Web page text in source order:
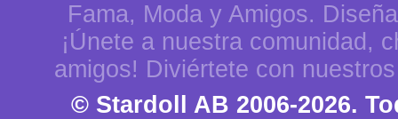
Fama, Moda y Amigos.
¡Únete a nuestra comunidad,
amigos! Diviértete con
© Stardoll AB 2006-2026.